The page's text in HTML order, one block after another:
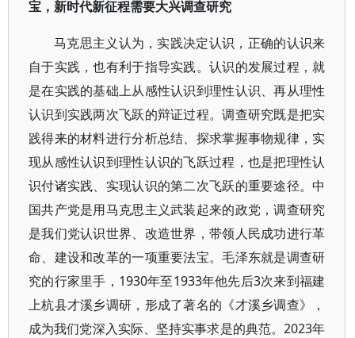
宝，新时代新征程需要大兴调查研究
马克思主义认为，实践决定认识，正确的认识来
自于实践，也有利于指导实践。认识的发展过程，就
是在实践的基础上从感性认识到理性认识、再从理性
认识到实践两次飞跃的辩证过程。调查研究既是把实
践得来的材料进行分析总结、探求掌握事物规律，实
现从感性认识到理性认识的飞跃过程，也是把理性认
识付诸实践、实现认识的第二次飞跃的重要途径。中
国共产党是用马克思主义武装起来的政党，调查研究
是我们党认识世界、改造世界，带领人民成功进行革
命、建设和改革的一项重要法宝。毛泽东就是调查研
究的行家里手，1930年至1933年他先后3次来到福建
上杭县才溪乡调研，形成了著名的《才溪乡调查》，
成为我们党深入实际、坚持实事求是的典范。2023年